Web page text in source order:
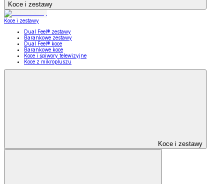
Koce i zestawy
Koce i zestawy
Dual Feel® zestawy
Barankowe zestawy
Dual Feel® koce
Barankowe koce
Koce i śpiwory telewizyjne
Koce z mikropluszu
Koce i zestawy